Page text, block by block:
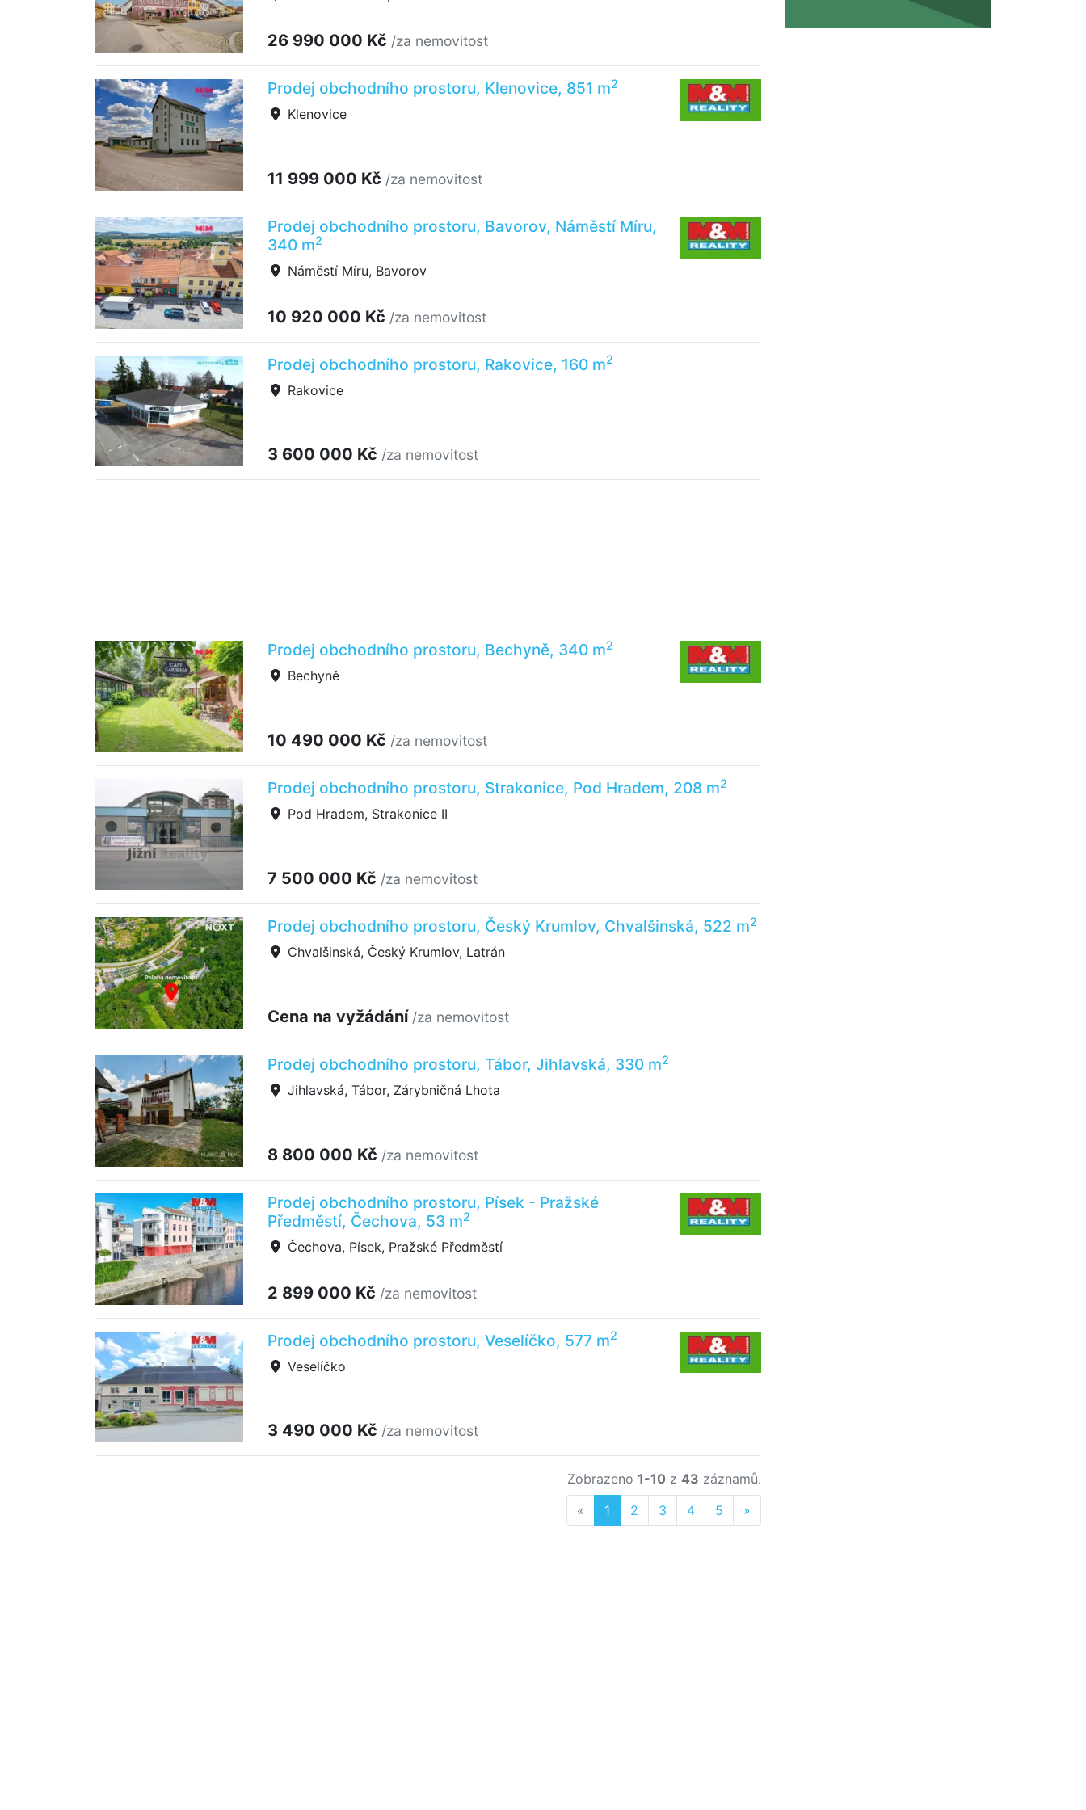
26 990 000 Kč /za nemovitost
Prodej obchodního prostoru, Klenovice, 851 m2
Klenovice
11 999 000 Kč /za nemovitost
Prodej obchodního prostoru, Bavorov, Náměstí Míru,
340 m2
Náměstí Míru, Bavorov
10 920 000 Kč /za nemovitost
Prodej obchodního prostoru, Rakovice, 160 m2
Rakovice
3 600 000 Kč /za nemovitost
Prodej obchodního prostoru, Bechyně, 340 m2
Bechyně
10 490 000 Kč /za nemovitost
Prodej obchodního prostoru, Strakonice, Pod Hradem, 208 m2
Pod Hradem, Strakonice II
7 500 000 Kč /za nemovitost
Prodej obchodního prostoru, Český Krumlov, Chvalšinská, 522 m2
Chvalšinská, Český Krumlov, Latrán
Cena na vyžádání /za nemovitost
Prodej obchodního prostoru, Tábor, Jihlavská, 330 m2
Jihlavská, Tábor, Zárybničná Lhota
8 800 000 Kč /za nemovitost
Prodej obchodního prostoru, Písek - Pražské
Předměstí, Čechova, 53 m2
Čechova, Písek, Pražské Předměstí
2 899 000 Kč /za nemovitost
Prodej obchodního prostoru, Veselíčko, 577 m2
Veselíčko
3 490 000 Kč /za nemovitost
Zobrazeno 1-10 z 43 záznamů.
« Previous
1 2 3 4 5 »